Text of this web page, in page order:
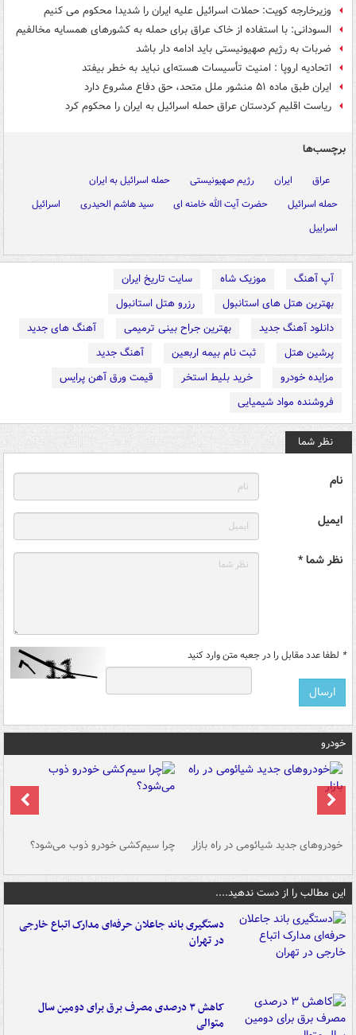
وزیرخارجه کویت: حملات اسرائیل علیه ایران را شدیدا محکوم می کنیم
السودانی: با استفاده از خاک عراق برای حمله به کشورهای همسایه مخالفیم
ضربات به رژیم صهیونیستی باید ادامه دار باشد
اتحادیه اروپا : امنیت تأسیسات هسته‌ای نباید به خطر بیفتد
ایران طبق ماده ۵۱ منشور ملل متحد، حق دفاع مشروع دارد
ریاست اقلیم کردستان عراق حمله اسرائیل به ایران را محکوم کرد
برچسب‌ها
عراق ایران رژیم صهیونیستی
حمله اسرائیل به ایران
حمله اسرائیل
حضرت آیت الله خامنه ای سید هاشم الحیدری
اسرائیل
اسراییل
آپ آهنگ موزیک شاه
سایت تاریخ ایران
بهترین هتل های استانبول
رزرو هتل استانبول
دانلود آهنگ جدید
بهترین جراح بینی ترمیمی
آهنگ های جدید
پرشین هتل
ثبت نام بیمه اربعین
آهنگ جدید
مزایده خودرو
خرید بلیط استخر
قیمت ورق آهن پرایس
فروشنده مواد شیمیایی
نظر شما
نام
ایمیل
نظر شما *
* لطفا عدد مقابل را در جعبه متن وارد کنید
خودرو
خودروهای جدید شیائومی در راه بازار چرا سیم‌کشی خودرو ذوب می‌شود؟
این مطالب را از دست ندهید....
دستگیری باند جاعلان حرفه‌ای مدارک اتباع خارجی
در تهران
کاهش ۳ درصدی مصرف برق برای دومین سال
متوالی